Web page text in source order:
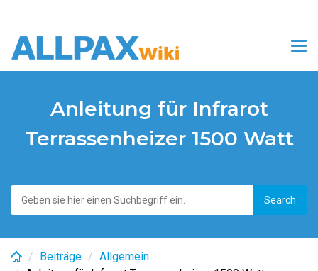
main
Anleitung für Infrarot
Terrassenheizer 1500 Watt
Beiträge
Allgemein